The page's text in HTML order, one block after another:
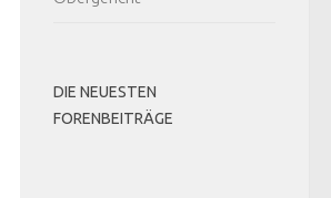
DIE NEUESTEN
FORENBEITRÄGE